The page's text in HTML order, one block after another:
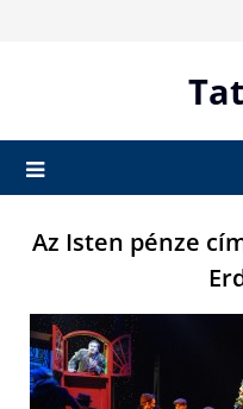
Az Isten pénze